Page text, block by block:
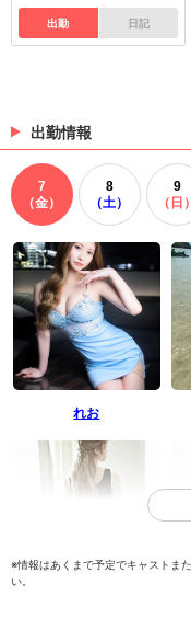
出勤 日記
出勤情報
7
（金）
8
（土）
9
（日）
れお
※情報はあくまで予定でキャストま
い。